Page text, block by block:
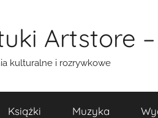
Artstore
kulturalne i rozrywkowe
Książki Muzyka